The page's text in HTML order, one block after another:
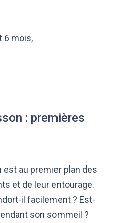
6 mois,
: premières
au premier plan des
et de leur entourage.
il facilement ? Est-
son sommeil ?